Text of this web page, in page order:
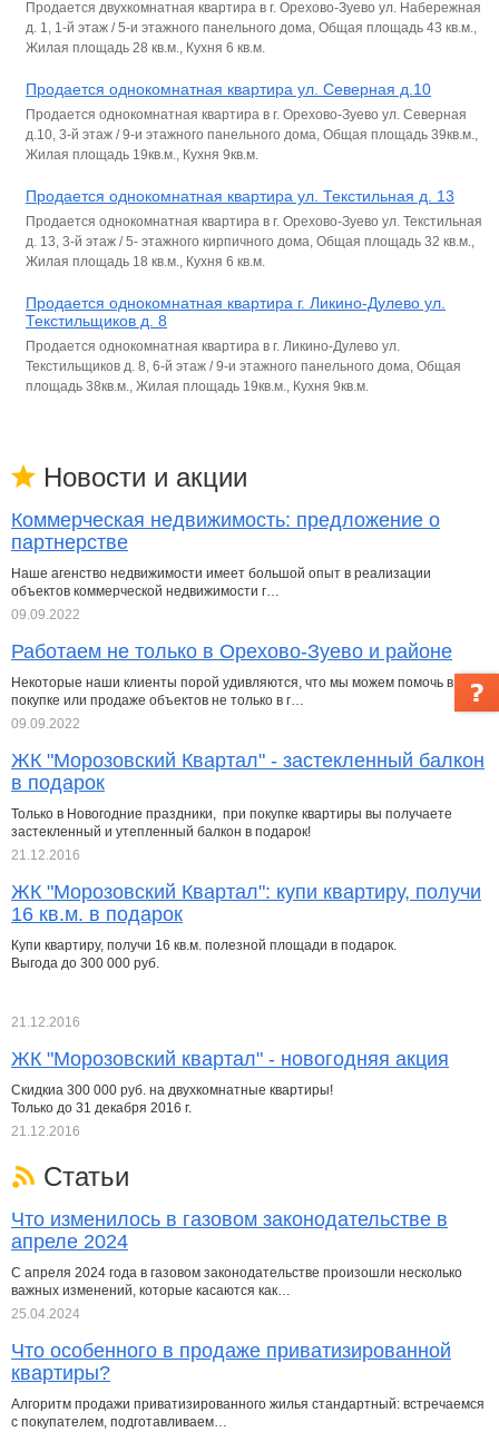
Продается двухкомнатная квартира в г. Орехово-Зуево ул. Набережная
д. 1, 1-й этаж / 5-и этажного панельного дома, Общая площадь 43 кв.м.,
Жилая площадь 28 кв.м., Кухня 6 кв.м.
Продается однокомнатная квартира ул. Северная д.10
Продается однокомнатная квартира в г. Орехово-Зуево ул. Северная
д.10, 3-й этаж / 9-и этажного панельного дома, Общая площадь 39кв.м.,
Жилая площадь 19кв.м., Кухня 9кв.м.
Продается однокомнатная квартира ул. Текстильная д. 13
Продается однокомнатная квартира в г. Орехово-Зуево ул. Текстильная
д. 13, 3-й этаж / 5- этажного кирпичного дома, Общая площадь 32 кв.м.,
Жилая площадь 18 кв.м., Кухня 6 кв.м.
Продается однокомнатная квартира г. Ликино-Дулево ул.
Текстильщиков д. 8
Продается однокомнатная квартира в г. Ликино-Дулево ул.
Текстильщиков д. 8, 6-й этаж / 9-и этажного панельного дома, Общая
площадь 38кв.м., Жилая площадь 19кв.м., Кухня 9кв.м.
Новости и акции
Коммерческая недвижимость: предложение о
партнерстве
Наше агенство недвижимости имеет большой опыт в реализации
объектов коммерческой недвижимости г…
09.09.2022
Работаем не только в Орехово-Зуево и районе
Некоторые наши клиенты порой удивляются, что мы можем помочь в
покупке или продаже объектов не только в г…
09.09.2022
ЖК "Морозовский Квартал" - застекленный балкон
в подарок
Только в Новогодние праздники, при покупке квартиры вы получаете
застекленный и утепленный балкон в подарок!
21.12.2016
ЖК "Морозовский Квартал": купи квартиру, получи
16 кв.м. в подарок
Купи квартиру, получи 16 кв.м. полезной площади в подарок.
Выгода до 300 000 руб.
21.12.2016
ЖК "Морозовский квартал" - новогодняя акция
Скидкиа 300 000 руб. на двухкомнатные квартиры!
Только до 31 декабря 2016 г.
21.12.2016
Статьи
Что изменилось в газовом законодательстве в
апреле 2024
С апреля 2024 года в газовом законодательстве произошли несколько
важных изменений, которые касаются как…
25.04.2024
Что особенного в продаже приватизированной
квартиры?
Алгоритм продажи приватизированного жилья стандартный: встречаемся
с покупателем, подготавливаем…